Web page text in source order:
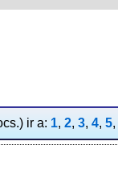
ir a: 1, 2, 3, 4, 5,